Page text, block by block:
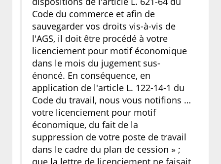
Code du commerce et afin de
sauvegarder vos droits vis-à-vis de
l'AGS, il doit être procédé à votre
licenciement pour motif économique
dans le mois du jugement sus-
énoncé. En conséquence, en
application de l'article L. 122-14-1 du
Code du travail, nous vous notifions …
votre licenciement pour motif
économique, du fait de la
suppression de votre poste de travail
dans le cadre du plan de cession » ;